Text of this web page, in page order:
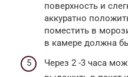
поверхность и
аккуратно
поместить в
в камере должна
Через 2 -3 часа